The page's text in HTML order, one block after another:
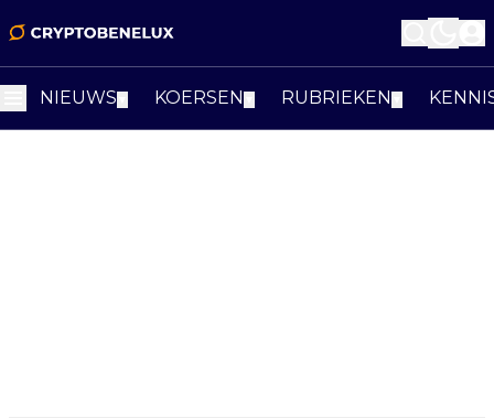
NIEUWS KOERSEN RUBRIEKEN